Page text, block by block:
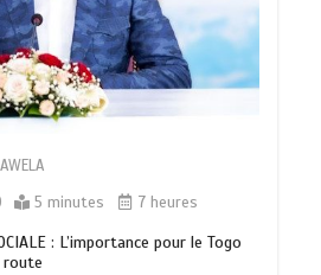
5 minutes 7 heures
: L’importance pour le Togo
route